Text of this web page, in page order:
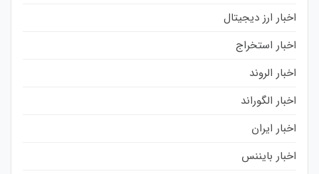
اخبار ارز دیجیتال
اخبار استخراج
اخبار الروند
اخبار الگوراند
اخبار ایران
اخبار بایننس